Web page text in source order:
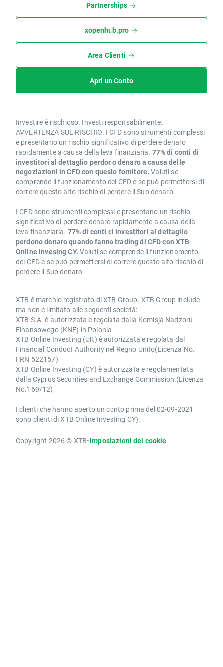
Partnerships
xopenhub.pro
Area Clienti
Apri un Conto
Investire è rischioso. Investi responsabilmente.
AVVERTENZA SUL RISCHIO: I CFD sono strumenti complessi
e presentano un rischio significativo di perdere denaro
rapidamente a causa della leva finanziaria. 77% di conti di
investitori al dettaglio perdono denaro a causa delle
negoziazioni in CFD con questo fornitore. Valuti se
comprende il funzionamento dei CFD e se può permettersi di
correre questo alto rischio di perdere il Suo denaro.
I CFD sono strumenti complessi e presentano un rischio
significativo di perdere denaro rapidamente a causa della
leva finanziaria. 77% di conti di investitori al dettaglio
perdono denaro quando fanno trading di CFD con XTB
Online Invesing CY. Valuti se comprende il funzionamento
dei CFD e se può permettersi di correre questo alto rischio di
perdere il Suo denaro.
XTB è marchio registrato di XTB Group. XTB Group include
ma non è limitato alle seguenti società:
XTB S.A. è autorizzata e regolata dalla Komisja Nadzoru
Finansowego (KNF) in Polonia
XTB Online Investing (UK) è autorizzata e regolata dal
Financial Conduct Authority nel Regno Unito(Licenza No.
FRN 522157)
XTB Online Investing (CY) è autorizzata e regolamentata
dalla Cyprus Securities and Exchange Commission.(Licenza
No.169/12)
I clienti che hanno aperto un conto prima del 02-09-2021
sono clienti di XTB Online Investing CY).
Copyright 2026 © XTB•Impostazioni dei cookie